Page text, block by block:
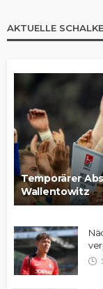
AKTUELLE
Temporärer
Wallentowitz